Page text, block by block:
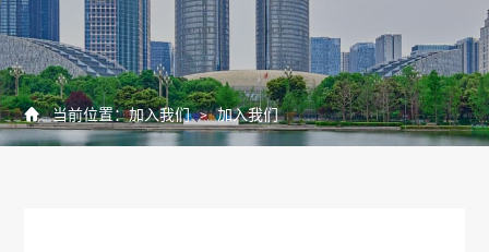
 当前位置：加入我们 > 加入我们